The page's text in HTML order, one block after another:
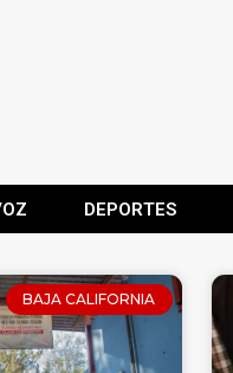
DEPORTES
BAJA CALIFORNIA